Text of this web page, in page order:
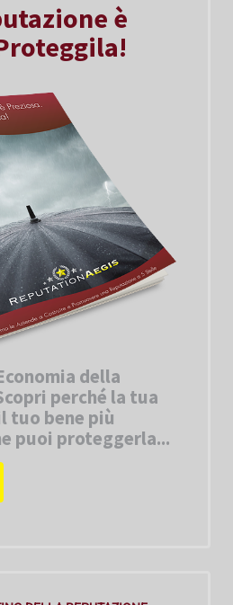
è
della
perché la tua
tuo bene più
puoi proteggerla...